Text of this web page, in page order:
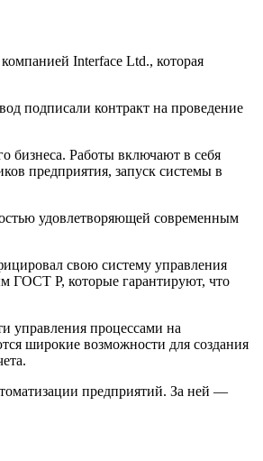
Interface Ltd., которая
контракт на проведение
бизнеса. Работы включают в себя
предприятия, запуск системы в
удовлетворяющей современным
свою систему управления
ГОСТ Р, которые гарантируют, что
управления процессами на
широкие возможности для создания
предприятий. За ней —